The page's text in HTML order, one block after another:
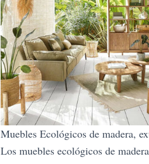
Muebles Ecológicos de madera,
Los muebles ecológicos de